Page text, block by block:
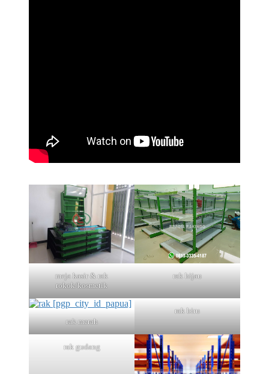
meja kasir & rak
rokok/kosmetik
rak hijau
rak merah
rak biru
rak gudang